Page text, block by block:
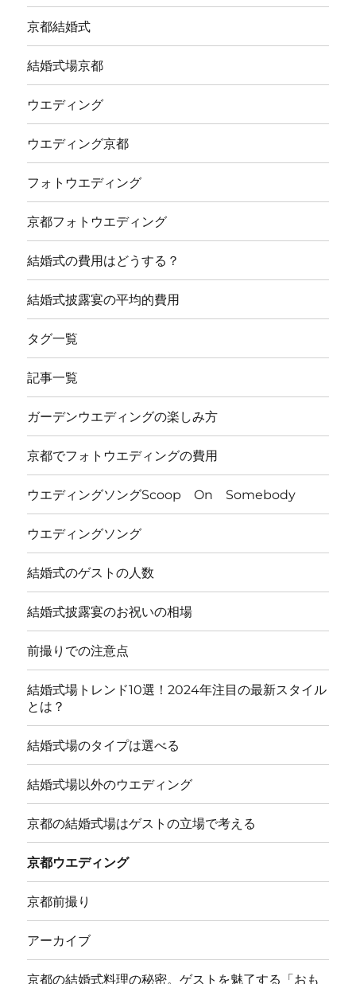
京都結婚式
結婚式場京都
ウエディング
ウエディング京都
フォトウエディング
京都フォトウエディング
結婚式の費用はどうする？
結婚式披露宴の平均的費用
タグ一覧
記事一覧
ガーデンウエディングの楽しみ方
京都でフォトウエディングの費用
ウエディングソングScoop On Somebody
ウエディングソング
結婚式のゲストの人数
結婚式披露宴のお祝いの相場
前撮りでの注意点
結婚式場トレンド10選！2024年注目の最新スタイル
とは？
結婚式場のタイプは選べる
結婚式場以外のウエディング
京都の結婚式場はゲストの立場で考える
京都ウエディング
京都前撮り
アーカイブ
京都の結婚式料理の秘密。ゲストを魅了する「おも